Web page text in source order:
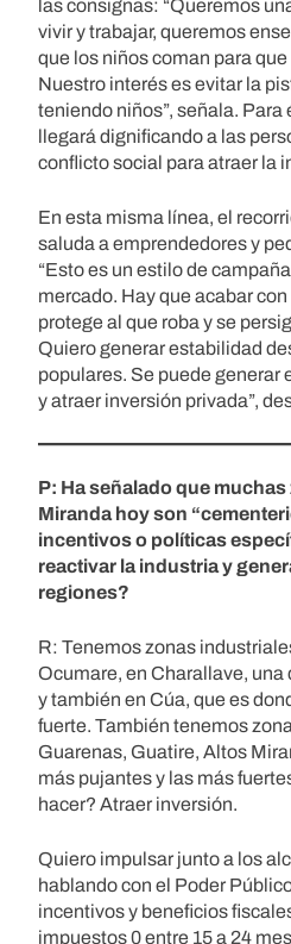
las consignas: “Queremos
vivir y trabajar, queremos
que los niños coman para
Nuestro interés es evitar la
teniendo niños”, señala.
llegará dignificando a las
conflicto social para atraer la
En esta misma línea, el
saluda a emprendedores y
“Esto es un estilo de
mercado. Hay que acabar
protege al que roba y se
Quiero generar estabilidad
populares. Se puede generar
y atraer inversión privada”,
P: Ha señalado que
Miranda hoy son
incentivos o políticas
reactivar la industria y
regiones?
R: Tenemos zonas
Ocumare, en Charallave, una
y también en Cúa, que es
fuerte. También tenemos
Guarenas, Guatire, Altos
más pujantes y las más
hacer? Atraer inversión.
Quiero impulsar junto a los
hablando con el Poder
incentivos y beneficios
impuestos 0 entre 15 a 24